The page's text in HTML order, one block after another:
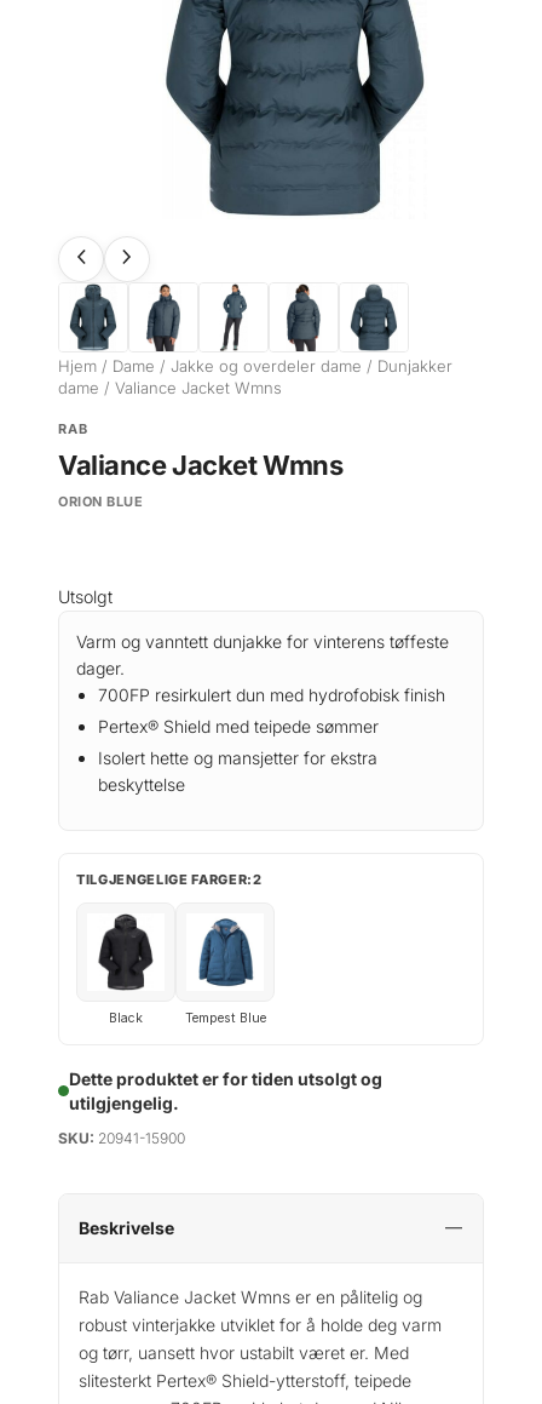
Hjem / Dame / Jakke og overdeler dame / Dunjakker
dame / Valiance Jacket Wmns
RAB
Valiance Jacket Wmns
ORION BLUE
Utsolgt
Varm og vanntett dunjakke for vinterens tøffeste
dager.
700FP resirkulert dun med hydrofobisk finish
Pertex® Shield med teipede sømmer
Isolert hette og mansjetter for ekstra
beskyttelse
TILGJENGELIGE FARGER:2
Black Tempest Blue
Dette produktet er for tiden utsolgt og
utilgjengelig.
SKU: 20941-15900
Beskrivelse
Rab Valiance Jacket Wmns er en pålitelig og
robust vinterjakke utviklet for å holde deg varm
og tørr, uansett hvor ustabilt været er. Med
slitesterkt Pertex® Shield-ytterstoff, teipede